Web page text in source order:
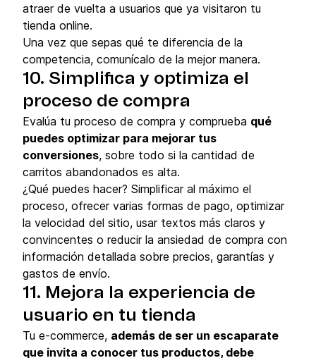
atraer de vuelta a usuarios que ya visitaron tu
tienda online.
Una vez que sepas qué te diferencia de la
competencia, comunícalo de la mejor manera.
10. Simplifica y optimiza el
proceso de compra
Evalúa tu proceso de compra y comprueba qué
puedes optimizar para mejorar tus
conversiones, sobre todo si la cantidad de
carritos abandonados es alta.
¿Qué puedes hacer? Simplificar al máximo el
proceso, ofrecer varias formas de pago, optimizar
la velocidad del sitio, usar textos más claros y
convincentes o reducir la ansiedad de compra con
información detallada sobre precios, garantías y
gastos de envío.
11. Mejora la experiencia de
usuario en tu tienda
Tu e-commerce, además de ser un escaparate
que invita a conocer tus productos, debe